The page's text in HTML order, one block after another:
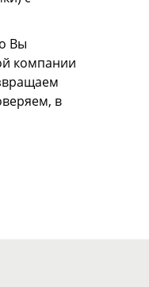
Вы
компании
в